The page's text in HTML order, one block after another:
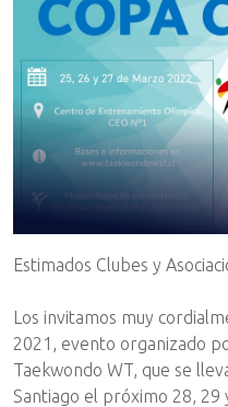
Estimados Clubes y
Los invitamos muy
2021, evento organizado
Taekwondo WT, que se
Santiago el próximo 28, 29